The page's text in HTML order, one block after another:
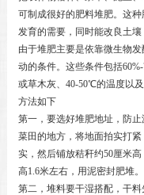
可制成很好的肥料堆肥。这
发育的需要，同时能改良土
由于堆肥主要是依靠微生物
动的条件。这些条件包括
或草木灰、40-50℃的温度以
方法如下
第一，要选好堆肥地址，防
菜田的地方，将地面拍实打
实，然后铺放秸秆约50厘米
高1.6米左右，用泥密封肥堆。
第二，堆料要干湿搭配，干